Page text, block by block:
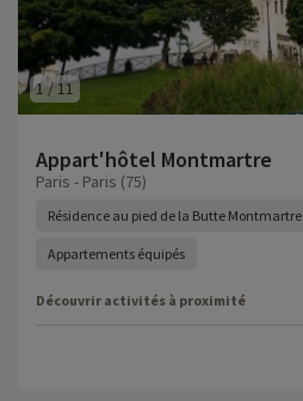
1/11
Appart'hôtel Montmartre
Paris - Paris (75)
Résidence au pied de la Butte Montmartre
Appartements équipés
Découvrir activités à proximité